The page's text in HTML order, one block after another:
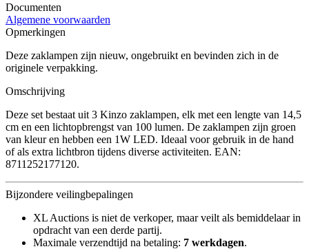
Documenten
Algemene voorwaarden
Opmerkingen
Deze zaklampen zijn nieuw, ongebruikt en bevinden zich in de
originele verpakking.
Omschrijving
Deze set bestaat uit 3 Kinzo zaklampen, elk met een lengte van 14,5
cm en een lichtopbrengst van 100 lumen. De zaklampen zijn groen
van kleur en hebben een 1W LED. Ideaal voor gebruik in de hand
of als extra lichtbron tijdens diverse activiteiten. EAN:
8711252177120.
Bijzondere veilingbepalingen
XL Auctions is niet de verkoper, maar veilt als bemiddelaar in
opdracht van een derde partij.
Maximale verzendtijd na betaling: 7 werkdagen.